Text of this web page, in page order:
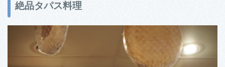
絶品タパス料理